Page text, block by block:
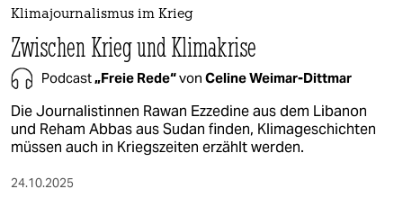
Klimajournalismus im Krieg
Zwischen Krieg und Klimakrise
Podcast„Freie Rede“von Celine Weimar-Dittmar
Die Journalistinnen Rawan Ezzedine aus dem Libanon
und Reham Abbas aus Sudan finden, Klimageschichten
müssen auch in Kriegszeiten erzählt werden.
24.10.2025